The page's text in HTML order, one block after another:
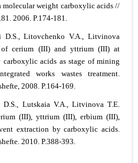
weight carboxylic acids //
2006. P.174-181.
D.S., Litovchenko V.A., Litvinova
of cerium (III) and yttrium (III) at
acids as stage of mining
works wastes treatment.
2008. P.164-169.
Lutskaia V.A., Litvinova T.E.
(III), yttrium (III), erbium (III),
extraction by carboxylic acids.
2010. P.388-393.